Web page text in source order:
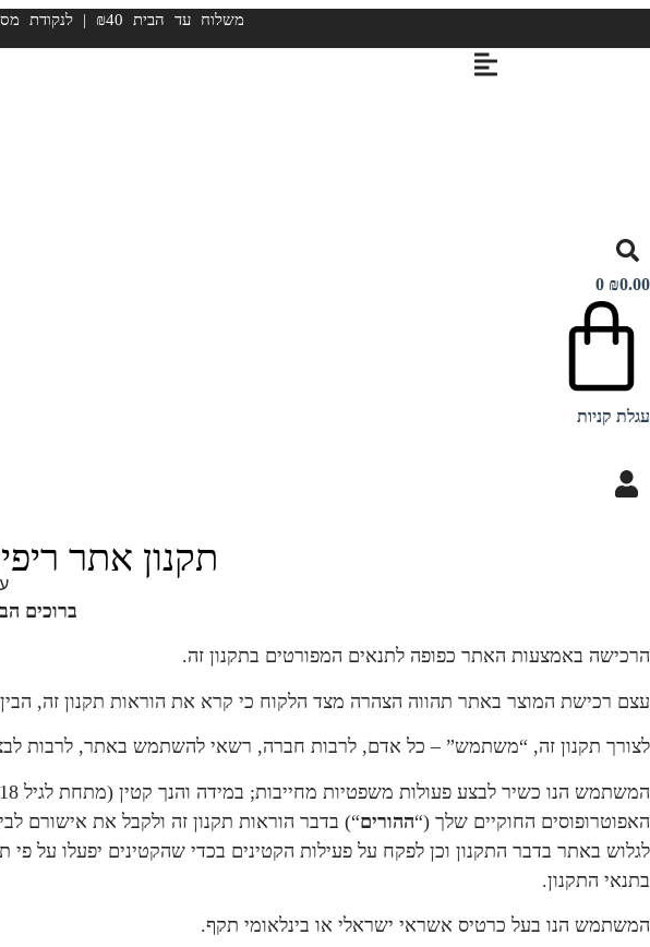
דלג
משלוח עד הבית ₪40 | לנקודת מסירה ₪25 | חינם מעל ₪399 | זמן המשלוח 5-7 ימי עסקים
₪0.00
0
עגלת קניות
תקנון אתר
ברוכים
הרכישה באמצעות האתר כפופה לתנאים המפורטים בתקנון זה.
עצם רכישת המוצר באתר תהווה הצהרה מצד הלקוח כי קרא את הוראות תקנון זה, הבין
לצורך תקנון זה, “משתמש” – כל אדם, לרבות חברה, רשאי להשתמש באתר, לרבות
האפוטרופוסים החוקיים שלך (“ההורים“) בדבר הוראות תקנון זה ולקבל את אישורם
לגלוש באתר בדבר התקנון וכן לפקח על פעילות הקטינים בכדי שהקטינים יפעלו על
בתנאי התקנון.
המשתמש הנו בעל כרטיס אשראי ישראלי או בינלאומי תקף.